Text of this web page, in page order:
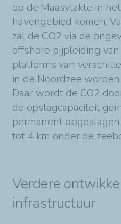
op de Maasvlakte in
havengebied komen.
zal de CO2 via de
offshore pijpleiding
platforms van
in de Noordzee
Daar wordt de CO2
de opslagcapaciteit
permanent
tot 4 km onder de
Verdere
infrastructuur